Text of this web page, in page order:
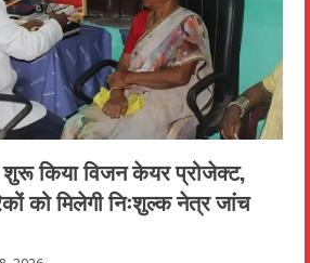
किया विजन केयर प्रोजेक्ट,
को मिलेगी निःशुल्क नेत्र जांच